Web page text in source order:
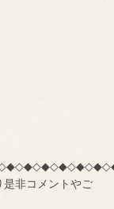
非コメントやご